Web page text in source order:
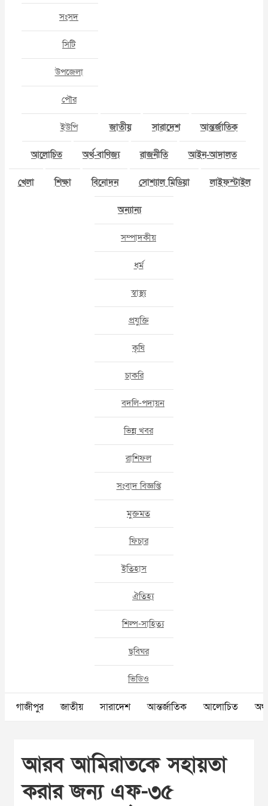
সংসদ
সিটি
উপজেলা
পৌর
ইউপি জাতীয় সারাদেশ আন্তর্জাতিক
আলোচিত অর্থ-বাণিজ্য রাজনীতি আইন-আদালত
খেলা শিক্ষা বিনোদন সোশ্যাল মিডিয়া লাইফস্টাইল
অন্যান্য
সম্পাদকীয়
ধর্ম
স্বাস্থ্য
প্রযুক্তি
কৃষি
চাকরি
বদলি-পদায়ন
ভিন্ন খবর
রাশিফল
সংবাদ বিজ্ঞপ্তি
মুক্তমত
ফিচার
ইতিহাস
ঐতিহ্য
শিল্প-সাহিত্য
ছবিঘর
ভিডিও
গাজীপুর জাতীয় সারাদেশ আন্তর্জাতিক আলোচিত
আরব আমিরাতকে সহায়তা
করার জন্য এফ-৩৫